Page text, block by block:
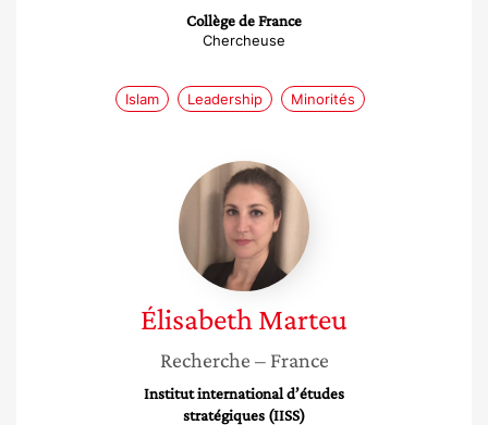
Collège de France
Chercheuse
Islam Leadership Minorités
Élisabeth
Marteu
Élisabeth Marteu
Recherche – France
Institut international d’études
stratégiques (IISS)